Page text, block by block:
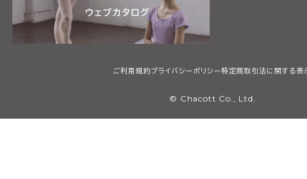
ご利用規約プライバシーポリシー特定商取引法に関する表
© Chacott Co., Ltd.